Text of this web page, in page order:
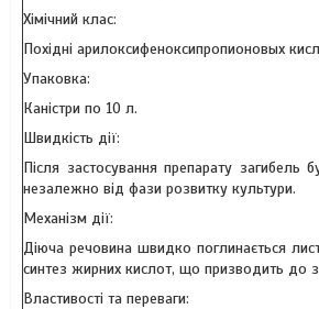
Хімічний клас:
Похідні арилоксифеноксипропионовых
Упаковка:
Каністри по 10 л.
Швидкість дії:
Після застосування препарату загибель
незалежно від фази розвитку культури.
Механізм дії:
Діюча речовина швидко поглинається
синтез жирних кислот, що призводить до
Властивості та переваги: